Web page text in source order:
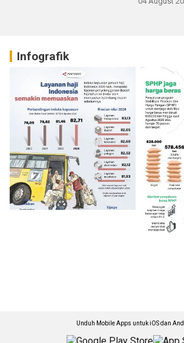
Infografik
Unduh Mobile Apps untuk iOS dan